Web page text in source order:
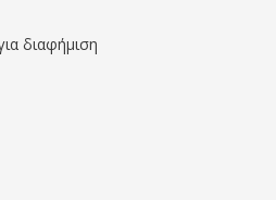
διαφήμιση